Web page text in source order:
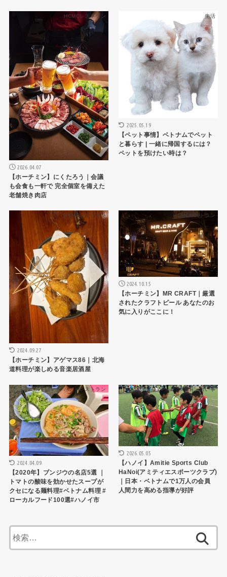
HCMCレストラン
2026.04.07
【ホーチミン】にくたろう｜会議
も会食も一軒で 完全個室を備えた
老舗焼き肉店
生活
2025.05.19
【ペット事情】ベトナムでペット
と暮らす | 一緒に帰国するには？
ペットを預けたい時は？
HCMCレストラン
2024.09.27
【ホーチミン】アゲマス86｜北海
道料理が楽しめる音楽居酒屋
HCMCレストラン
2024.10.15
【ホーチミン】MR CRAFT｜厳選
されたクラフトビール あなたのお
気に入りがここに！
ハノイレストラン
2024.04.09
【2020年】ブンジウの名店5選 ｜
トマトの酸味を効かせたスープが
クセになる麺料理#ベトナム料理 #
ローカルフード100選#ハノイ市
教育・習い事
2026.05.05
【ハノイ】Amitie Sports Club
HaNoi(アミティエスポーツクラブ)
｜日本・ベトナムで1万人の会員
人間力を高める指導が好評
索: